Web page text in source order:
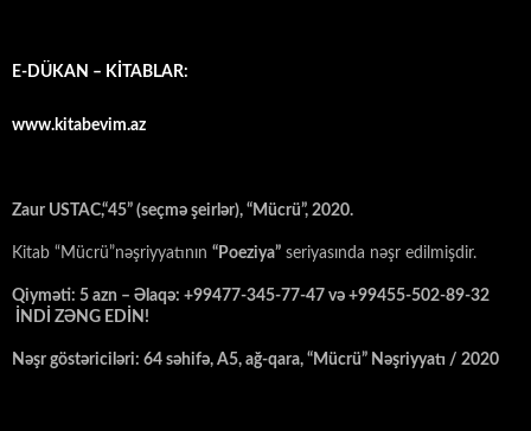
E-DÜKAN – KİTABLAR:
www.kitabevim.az
Zaur USTAC,“45” (seçmə şeirlər), “Mücrü”, 2020.
Kitab “Mücrü”nəşriyyatının “Poeziya” seriyasında nəşr edilmişdir.
Qiyməti: 5 azn – Əlaqə: +99477-345-77-47 və +99455-502-89-32
İNDİ ZƏNG EDİN!
Nəşr göstəriciləri: 64 səhifə, A5, ağ-qara, “Mücrü” Nəşriyyatı / 2020